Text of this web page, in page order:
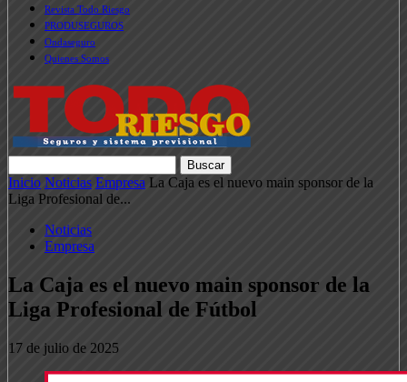
Revista Todo Riesgo
PRODUSEGUROS
Ondaseguro
Quienes Somos
Inicio Noticias Empresa La Caja es el nuevo main sponsor de la
Liga Profesional de...
Noticias
Empresa
La Caja es el nuevo main sponsor de la
Liga Profesional de Fútbol
17 de julio de 2025